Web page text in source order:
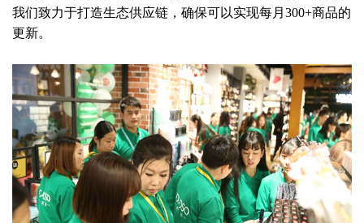
我们致力于打造生态供应链，确保可以实现每月300+商品的
更新。